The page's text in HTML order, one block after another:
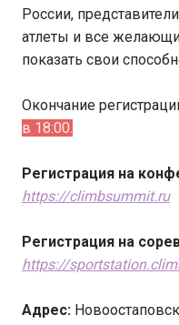
России,
атлеты и все
показать свои
Окончание
в 18:00.
Регистрация на
https://climbsummit.ru
Регистрация на
https://
Адрес: